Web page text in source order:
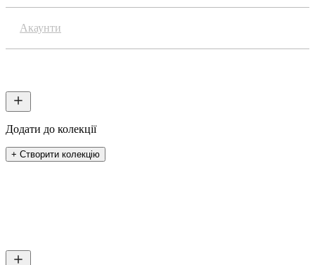
Акаунти
Додати до колекції
+ Створити колекцію